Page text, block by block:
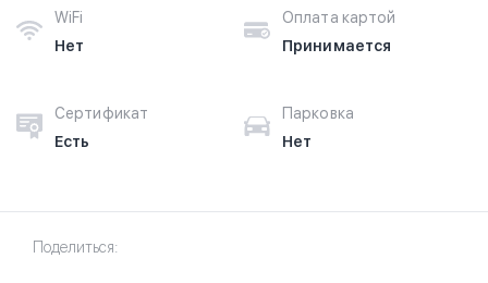
WiFi
Нет
Оплата картой
Принимается
Сертификат
Есть
Парковка
Нет
Поделиться: